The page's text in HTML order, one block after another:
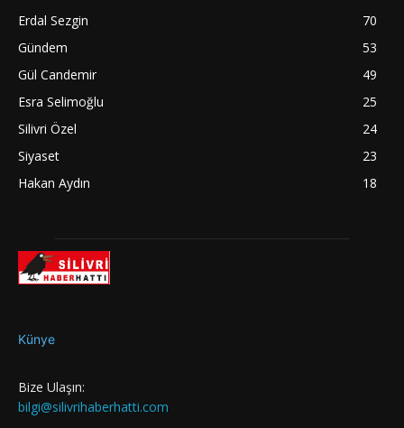
Erdal Sezgin
70
Gündem
53
Gül Candemir
49
Esra Selimoğlu
25
Silivri Özel
24
Siyaset
23
Hakan Aydın
18
Künye
Bize Ulaşın:
bilgi@silivrihaberhatti.com